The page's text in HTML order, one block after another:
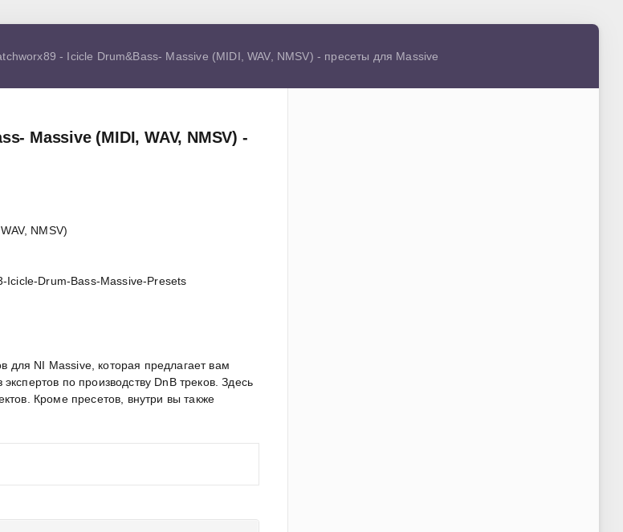
- Icicle Drum&Bass- Massive (MIDI, WAV, NMSV) - пресеты для Massive
Massive (MIDI, WAV, NMSV) -
NMSV)
Drum-Bass-Massive-Presets
для NI Massive, которая предлагает вам
по производству DnB треков. Здесь
Кроме пресетов, внутри вы также